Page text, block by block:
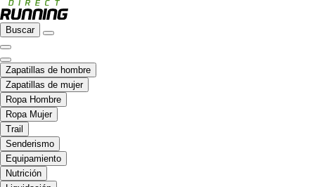
Buscar
Zapatillas de hombre
Zapatillas de mujer
Ropa Hombre
Ropa Mujer
Trail
Senderismo
Equipamiento
Nutrición